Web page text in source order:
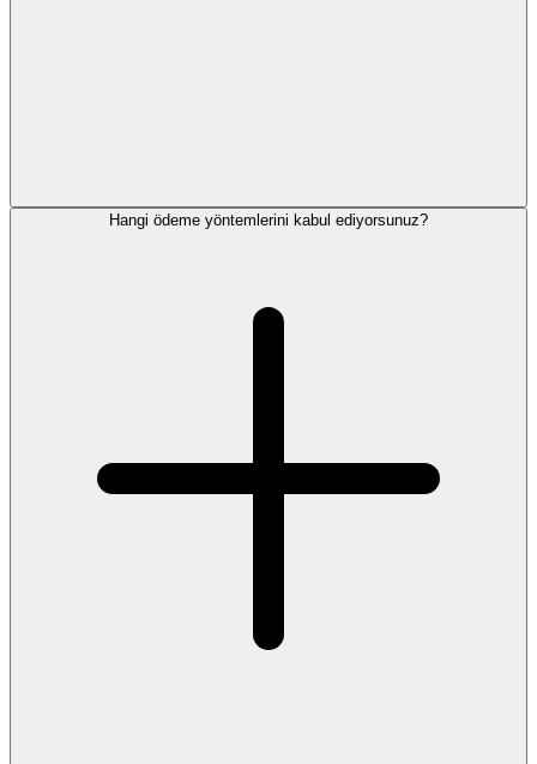
Hangi ödeme yöntemlerini kabul ediyorsunuz?